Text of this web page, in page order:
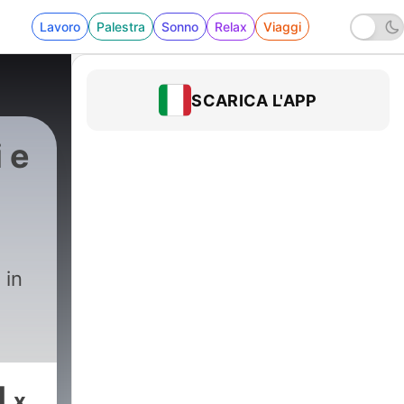
Lavoro Palestra Sonno Relax Viaggi
e
in
SCARICA L'APP